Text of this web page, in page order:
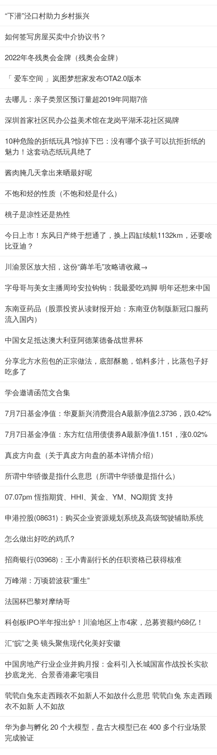
“下潜”泾口村助力乡村振兴
如何签写房屋买卖中介协议书？
2022年冬残奥会金牌（残奥会金牌）
「 爱车空间 」岚图梦想家发布OTA2.0版本
去哪儿：亲子类景区预订量超2019年同期7倍
深圳首家社区民办公益美术馆在龙岗平湖禾花社区揭牌
10种危险的折纸玩具?惊掉下巴：没有哪个孩子可以抗拒折纸的
魅力！这套动态纸玩具绝了
酱肉腌几天拿出来晒最好呢
不饱和烃的性质（不饱和烃是什么）
桃子是凉性还是热性
今日上市！东风日产终于想通了，换上四缸续航1132km，还要啥
比亚迪？
川渝景区放大招，这份“薅羊毛”攻略请收藏→
字母哥与美女主播周玲安拉钩钩：我最爱吃鸡脚 明年还想来中国
东南亚药品（股票投资从读财报开始：东南亚仿制版新冠口服药
流入国内）
中国女足抵达澳大利亚阿德莱德备战世界杯
分享北方水煎包的正宗做法，底部酥脆，馅料多汁，比蒸包子好
吃多了
学会邀请函范文合集
7月7日基金净值：华夏新兴消费混合A最新净值2.3736，跌0.42%
7月7日基金净值：东方红信用债债券A最新净值1.151，涨0.02%
真皮方向盘（关于真皮方向盘的基本详情介绍）
所谓中华骄傲是指什么意思（所谓中华骄傲是指什么）
07.07pm 恆指期貨、HHI、黃金、YM、NQ期貨 支持
申港控股(08631)：购买企业资源规划系统及高级驾驶辅助系统
怎么做出好吃的鸡爪?
招商银行(03968)：王小青副行长的任职资格已获得核准
万峰湖：万顷碧波获“重生”
法国杯巴黎对摩纳哥
科创板IPO半年报出炉！川渝地区上市4家，总募资额约68亿！
汇“皖”之美 镜头聚焦现代化美好安徽
中国房地产行业企业并购月报：金科引入长城国富作战投长实欲
抄底龙光、合景香港豪宅项目
茕茕白兔东走西顾衣不如新人不如故什么意思 茕茕白兔 东走西顾
衣不如新 人不如故
华为参与孵化 20 个大模型，盘古大模型已在 400 多个行业场景
完成验证